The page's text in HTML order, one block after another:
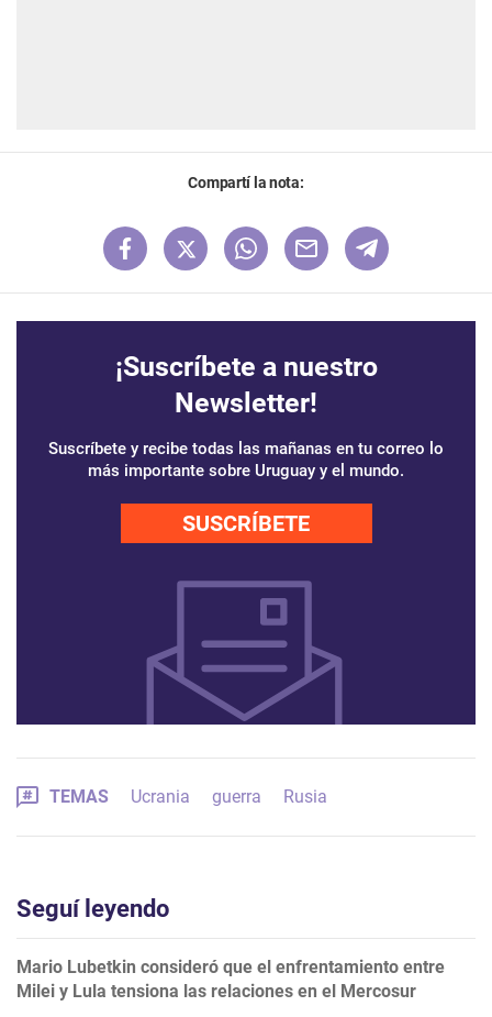
Compartí la nota:
¡Suscríbete a nuestro
Newsletter!
Suscríbete y recibe todas las mañanas en tu correo lo
más importante sobre Uruguay y el mundo.
SUSCRÍBETE
TEMAS Ucrania guerra Rusia
Seguí leyendo
Mario Lubetkin consideró que el enfrentamiento entre
Milei y Lula tensiona las relaciones en el Mercosur